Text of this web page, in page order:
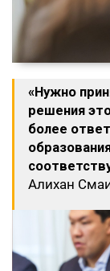
«Нужно
решения
более
Алихан